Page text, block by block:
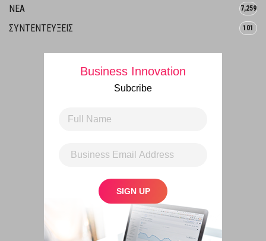
ΝΕΑ 7,259
ΣΥΝΤΕΝΤΕΥΞΕΙΣ 101
Business Innovation
Subcribe